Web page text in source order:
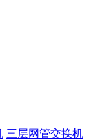
三层网管交换机